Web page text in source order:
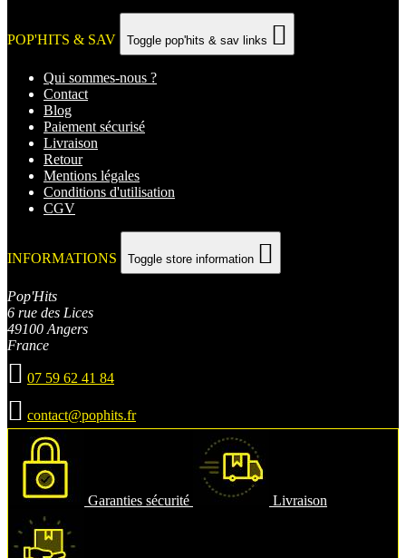
POP'HITS & SAV Toggle pop'hits & sav links 
Qui sommes-nous ?
Contact
Blog
Paiement sécurisé
Livraison
Retour
Mentions légales
Conditions d'utilisation
CGV
INFORMATIONS Toggle store information 
Pop'Hits
6 rue des Lices
49100 Angers
France
 07 59 62 41 84
 contact@pophits.fr
Garanties sécurité Livraison